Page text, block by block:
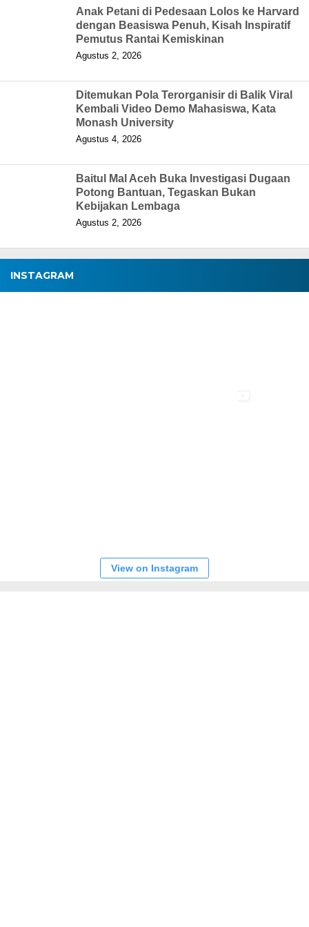
Anak Petani di Pedesaan Lolos ke Harvard
dengan Beasiswa Penuh, Kisah Inspiratif
Pemutus Rantai Kemiskinan
Agustus 2, 2026
Ditemukan Pola Terorganisir di Balik Viral
Kembali Video Demo Mahasiswa, Kata
Monash University
Agustus 4, 2026
Baitul Mal Aceh Buka Investigasi Dugaan
Potong Bantuan, Tegaskan Bukan
Kebijakan Lembaga
Agustus 2, 2026
INSTAGRAM
View on Instagram